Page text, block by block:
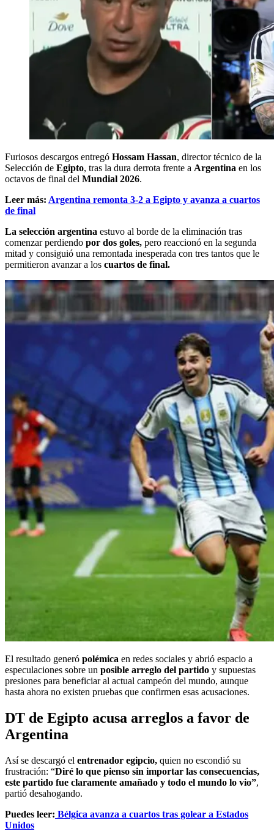
Furiosos descargos entregó Hossam Hassan, director técnico de la
Selección de Egipto, tras la dura derrota frente a Argentina en los
octavos de final del Mundial 2026.
Leer más: Argentina remonta 3-2 a Egipto y avanza a cuartos
de final
La selección argentina estuvo al borde de la eliminación tras
comenzar perdiendo por dos goles, pero reaccionó en la segunda
mitad y consiguió una remontada inesperada con tres tantos que le
permitieron avanzar a los cuartos de final.
El resultado generó polémica en redes sociales y abrió espacio a
especulaciones sobre un posible arreglo del partido y supuestas
presiones para beneficiar al actual campeón del mundo, aunque
hasta ahora no existen pruebas que confirmen esas acusaciones.
DT de Egipto acusa arreglos a favor de
Argentina
Así se descargó el entrenador egipcio, quien no escondió su
frustración: “Diré lo que pienso sin importar las consecuencias,
este partido fue claramente amañado y todo el mundo lo vio”,
partió desahogando.
Puedes leer: Bélgica avanza a cuartos tras golear a Estados
Unidos